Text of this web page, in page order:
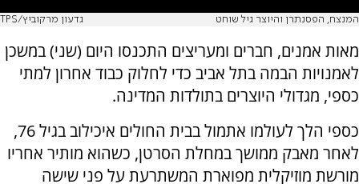
המנצח, הפסנתרן והיוצר גיל שוחט גדעון מרקוביץ/TPS
מאות אמנים, חברים ומעריצים התכנסו היום (שני) במשכן
לאמנויות הבמה בתל אביב כדי לחלוק כבוד אחרון למתי
כספי, מגדולי היוצרים בתולדות המדינה.
כספי הלך לעולמו אתמול בבית החולים איכילוב בגיל 76,
לאחר מאבק ממושך במחלת הסרטן, כשהוא מותיר אחריו
מורשת מוזיקלית מפוארת המשתרעת על פני שישה